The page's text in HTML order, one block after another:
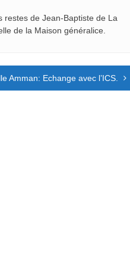
restes de Jean-Baptiste de La
de la Maison généralice.
Amman: Echange avec l’ICS.